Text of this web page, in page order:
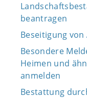
beantragen
Beseitigung von
Besondere
Heimen und
anmelden
Bestattung